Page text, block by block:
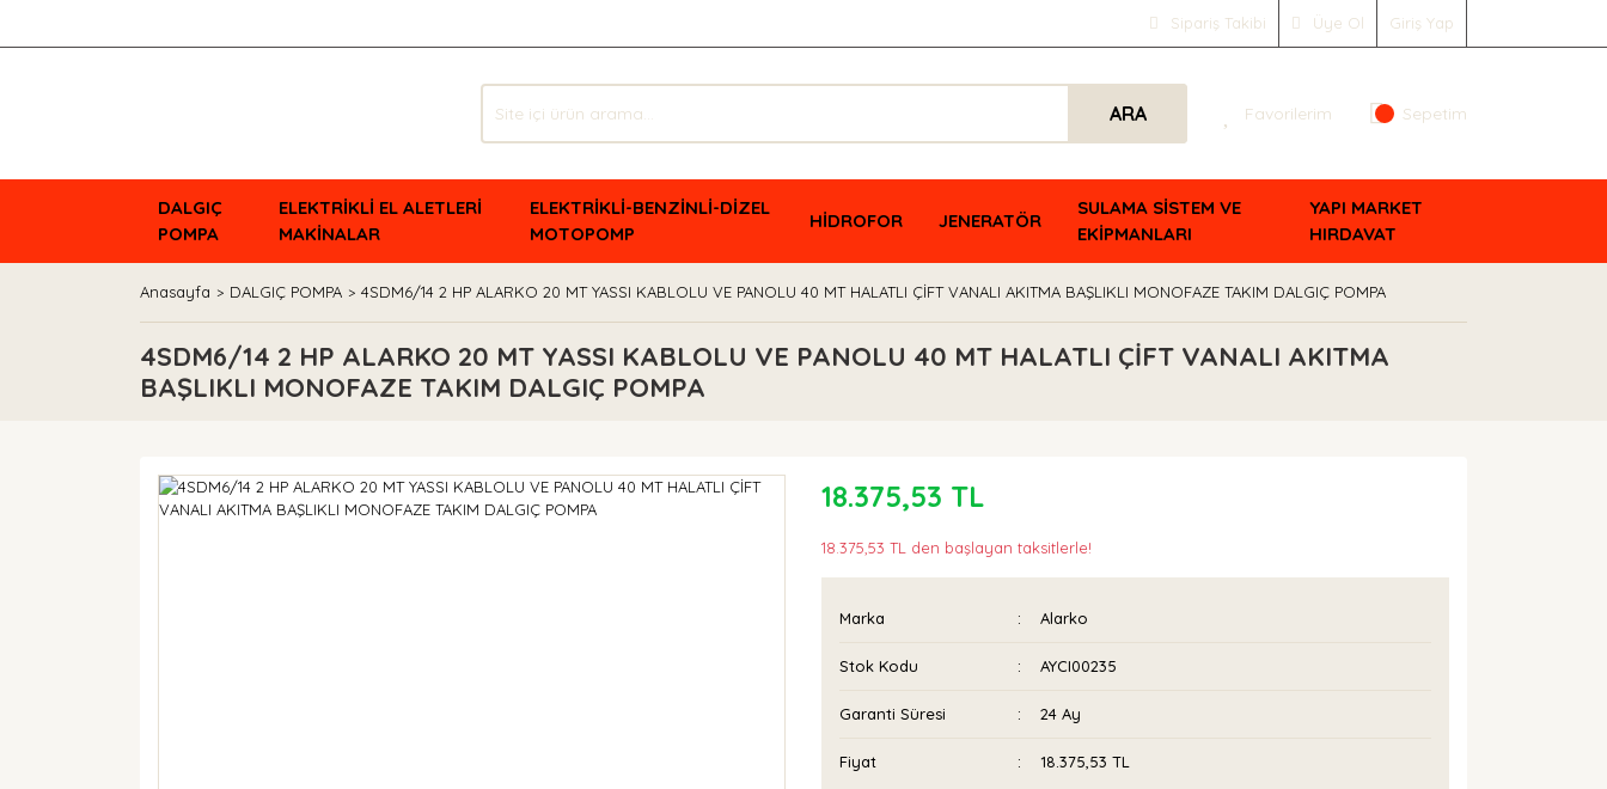
Sipariş Takibi Üye Ol Giriş Yap
ARA Favorilerim Sepetim
DALGIÇ
POMPA
ELEKTRİKLİ EL ALETLERİ
MAKİNALAR
ELEKTRİKLİ-BENZİNLİ-DİZEL
MOTOPOMP
HİDROFOR JENERATÖR
SULAMA SİSTEM VE
EKİPMANLARI
YAPI MARKET
HIRDAVAT
Anasayfa DALGIÇ POMPA 4SDM6/14 2 HP ALARKO 20 MT YASSI KABLOLU VE PANOLU 40 MT HALATLI ÇİFT VANALI AKITMA BAŞLIKLI MONOFAZE TAKIM DALGIÇ POMPA
4SDM6/14 2 HP ALARKO 20 MT YASSI KABLOLU VE PANOLU 40 MT HALATLI ÇİFT VANALI AKITMA
BAŞLIKLI MONOFAZE TAKIM DALGIÇ POMPA
18.375,53 TL
18.375,53 TL den başlayan taksitlerle!
Marka Alarko
Stok Kodu AYCI00235
Garanti Süresi 24 Ay
Fiyat 18.375,53 TL